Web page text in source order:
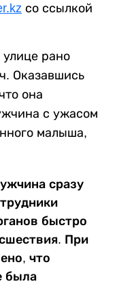
со ссылкой
рано
Оказавшись
она
с ужасом
малыша,
сразу
быстро
При
что
была